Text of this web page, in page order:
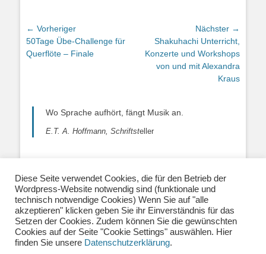
Beitragsnavigation
← Vorheriger
Vorheriger
Beitrag:
50Tage Übe-Challenge für
Querflöte – Finale
Nächster →
Nächster
Beitrag:
Shakuhachi Unterricht,
Konzerte und Workshops
von und mit Alexandra
Kraus
Wo Sprache aufhört, fängt Musik an.
E.T. A. Hoffmann, Schriftsteller
Über uns|Impressum|Datenschutzerklärung|
Kontakt|Newsletter| E-Mail:
info@musiklehrernetzwerk.de
Social Media:Mastodon|Instagram |Facebook
-
Fotos auf dieser Website siehe Impressum
Diese Seite verwendet Cookies, die für den Betrieb der
Wordpress-Website notwendig sind (funktionale und
technisch notwendige Cookies) Wenn Sie auf "alle
akzeptieren" klicken geben Sie ihr Einverständnis für das
Setzen der Cookies. Zudem können Sie die gewünschten
Cookies auf der Seite "Cookie Settings" auswählen. Hier
finden Sie unsere Datenschutzerklärung.